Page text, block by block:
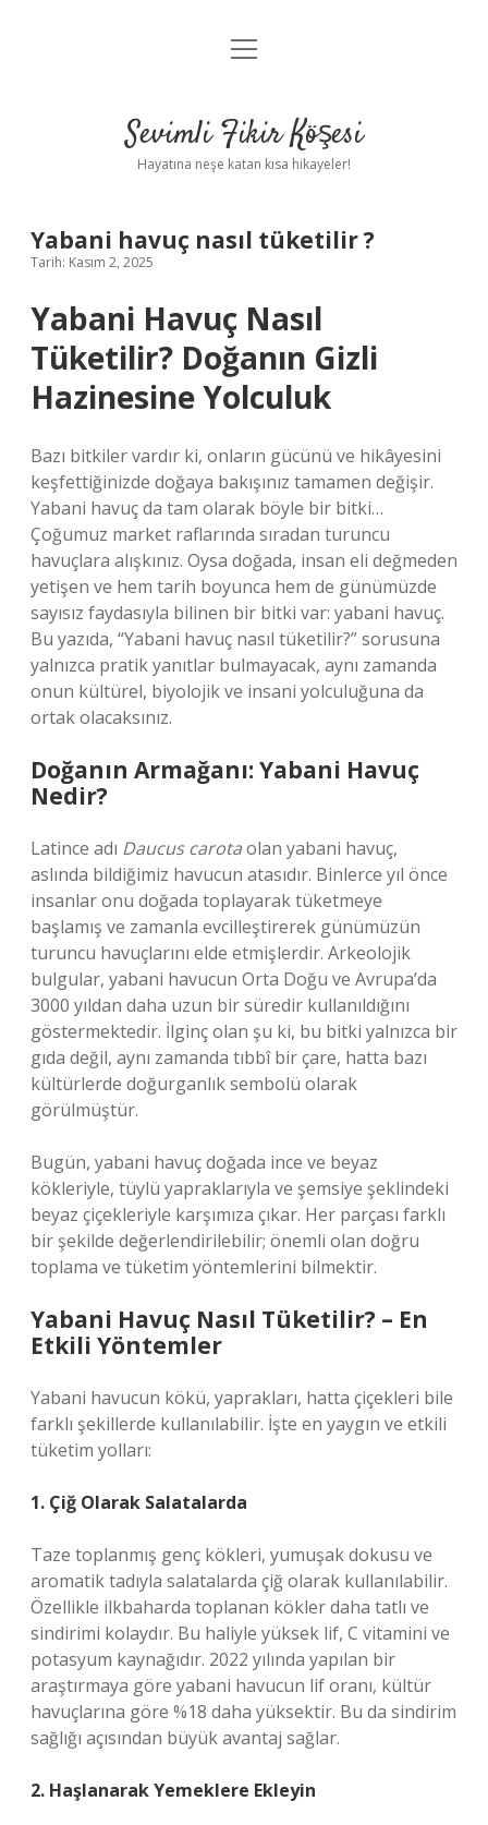
Anasayfa
Yasal Uyarı
menüyü
Sevimli Fikir Köşesi
Hayatına neşe katan kısa hikayeler!
Yabani havuç nasıl tüketilir ?
Tarih: Kasım 2, 2025
Yabani Havuç Nasıl
Tüketilir? Doğanın Gizli
Hazinesine Yolculuk
Bazı bitkiler vardır ki, onların gücünü ve hikâyesini
keşfettiğinizde doğaya bakışınız tamamen değişir.
Yabani havuç da tam olarak böyle bir bitki…
Çoğumuz market raflarında sıradan turuncu
havuçlara alışkınız. Oysa doğada, insan eli değmeden
yetişen ve hem tarih boyunca hem de günümüzde
sayısız faydasıyla bilinen bir bitki var: yabani havuç.
Bu yazıda, “Yabani havuç nasıl tüketilir?” sorusuna
yalnızca pratik yanıtlar bulmayacak, aynı zamanda
onun kültürel, biyolojik ve insani yolculuğuna da
ortak olacaksınız.
Doğanın Armağanı: Yabani Havuç
Nedir?
Latince adı Daucus carotaolan yabani havuç,
aslında bildiğimiz havucun atasıdır. Binlerce yıl önce
insanlar onu doğada toplayarak tüketmeye
başlamış ve zamanla evcilleştirerek günümüzün
turuncu havuçlarını elde etmişlerdir. Arkeolojik
bulgular, yabani havucun Orta Doğu ve Avrupa’da
3000 yıldan daha uzun bir süredir kullanıldığını
göstermektedir. İlginç olan şu ki, bu bitki yalnızca bir
gıda değil, aynı zamanda tıbbî bir çare, hatta bazı
kültürlerde doğurganlık sembolü olarak
görülmüştür.
Bugün, yabani havuç doğada ince ve beyaz
kökleriyle, tüylü yapraklarıyla ve şemsiye şeklindeki
beyaz çiçekleriyle karşımıza çıkar. Her parçası farklı
bir şekilde değerlendirilebilir; önemli olan doğru
toplama ve tüketim yöntemlerini bilmektir.
Yabani Havuç Nasıl Tüketilir? – En
Etkili Yöntemler
Yabani havucun kökü, yaprakları, hatta çiçekleri bile
farklı şekillerde kullanılabilir. İşte en yaygın ve etkili
tüketim yolları:
1. Çiğ Olarak Salatalarda
Taze toplanmış genç kökleri, yumuşak dokusu ve
aromatik tadıyla salatalarda çiğ olarak kullanılabilir.
Özellikle ilkbaharda toplanan kökler daha tatlı ve
sindirimi kolaydır. Bu haliyle yüksek lif, C vitamini ve
potasyum kaynağıdır. 2022 yılında yapılan bir
araştırmaya göre yabani havucun lif oranı, kültür
havuçlarına göre %18 daha yüksektir. Bu da sindirim
sağlığı açısından büyük avantaj sağlar.
2. Haşlanarak Yemeklere Ekleyin